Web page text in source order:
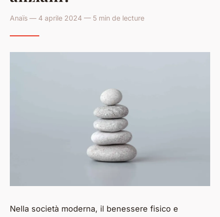
Anaïs — 4 aprile 2024 — 5 min de lecture
Nella società moderna, il benessere fisico e